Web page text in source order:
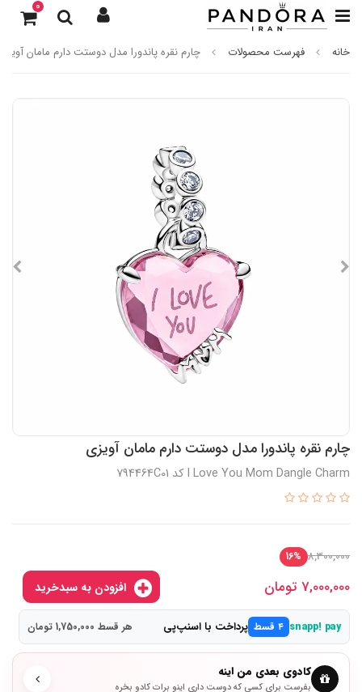
0
خانه فهرست محصولات چارم نقره پاندورا مدل دوستت دارم مامان
چارم نقره پاندورا مدل دوستت دارم مامان آویزی
I Love You Mom Dangle Charm کد 794464C01
8,300,000
16%
7,000,000 تومان
snapp! pay ۴ قسط پرداخت با اسنپ‌پی هر قسط 1,750,000 تومان
کادوی بعدی من اینه
بفرست برای کسی که دوست داری اینو برات کادو بخره